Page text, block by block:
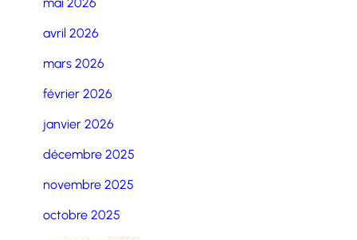
avril 2026
mars 2026
février 2026
janvier 2026
décembre 2025
novembre 2025
octobre 2025